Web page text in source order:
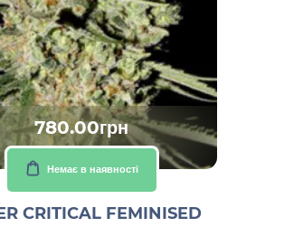
780.00грн
Немає в наявності
CRITICAL FEMINISED